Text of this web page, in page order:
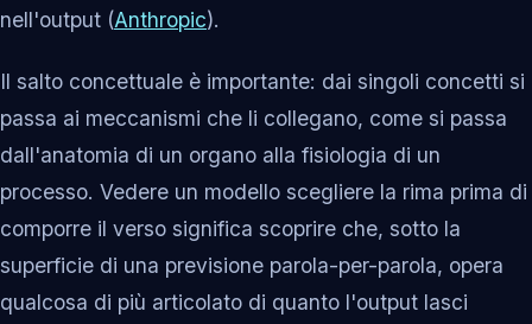
nell'output (Anthropic).
Il salto concettuale è importante: dai singoli concetti si
passa ai meccanismi che li collegano, come si passa
dall'anatomia di un organo alla fisiologia di un
processo. Vedere un modello scegliere la rima prima di
comporre il verso significa scoprire che, sotto la
superficie di una previsione parola-per-parola, opera
qualcosa di più articolato di quanto l'output lasci